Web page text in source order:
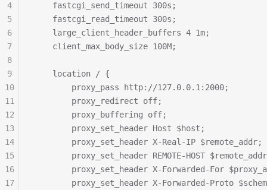
    fastcgi_send_timeout 300s;
    fastcgi_read_timeout 300s;
    large_client_header_buffers 4 1m;
    client_max_body_size 100M;
    location / {
        proxy_pass http://127.0.0.1:2000;
        proxy_redirect off;
        proxy_buffering off;
        proxy_set_header Host $host;
        proxy_set_header X-Real-IP $remote_addr;
proxy_set_header REMOTE-HOST
proxy_set_header X-Forwarded-For
proxy_set_header X-Forwarded-Proto
4
5
6
7
8
9
10
11
12
13
14
15
16
17